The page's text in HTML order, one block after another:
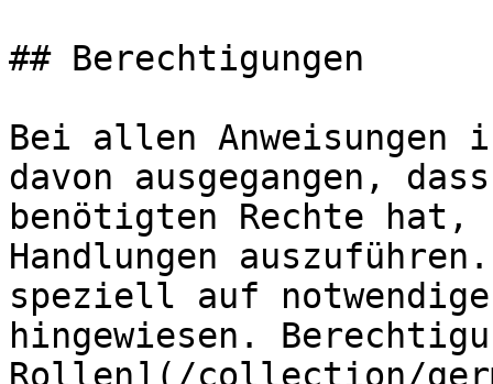
## Berechtigungen
Bei allen Anweisungen
davon ausgegangen,
benötigten Rechte hat,
Handlungen
speziell auf notwendige
hingewiesen.
Rollen](/collection/